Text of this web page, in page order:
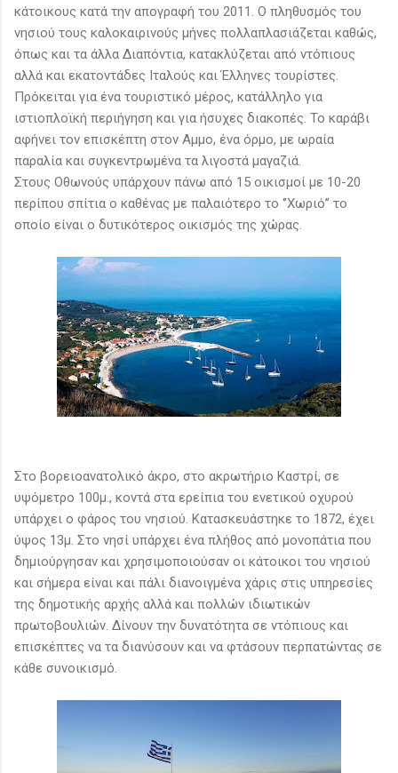
κάτοικους κατά την απογραφή του 2011. Ο πληθυσμός του
νησιού τους καλοκαιρινούς μήνες πολλαπλασιάζεται καθώς,
όπως και τα άλλα Διαπόντια, κατακλύζεται από ντόπιους
αλλά και εκατοντάδες Ιταλούς και Έλληνες τουρίστες.
Πρόκειται για ένα τουριστικό μέρος, κατάλληλο για
ιστιοπλοϊκή περιήγηση και για ήσυχες διακοπές. Το καράβι
αφήνει τον επισκέπτη στον Αμμο, ένα όρμο, με ωραία
παραλία και συγκεντρωμένα τα λιγοστά μαγαζιά.
Στους Οθωνούς υπάρχουν πάνω από 15 οικισμοί με 10-20
περίπου σπίτια ο καθένας με παλαιότερο το ‘’Χωριό’’ το
οποίο είναι ο δυτικότερος οικισμός της χώρας.
Στο βορειοανατολικό άκρο, στο ακρωτήριο Καστρί, σε
υψόμετρο 100μ., κοντά στα ερείπια του ενετικού οχυρού
υπάρχει ο φάρος του νησιού. Κατασκευάστηκε το 1872, έχει
ύψος 13μ. Στο νησί υπάρχει ένα πλήθος από μονοπάτια που
δημιούργησαν και χρησιμοποιούσαν οι κάτοικοι του νησιού
και σήμερα είναι και πάλι διανοιγμένα χάρις στις υπηρεσίες
της δημοτικής αρχής αλλά και πολλών ιδιωτικών
πρωτοβουλιών. Δίνουν την δυνατότητα σε ντόπιους και
επισκέπτες να τα διανύσουν και να φτάσουν περπατώντας σε
κάθε συνοικισμό.